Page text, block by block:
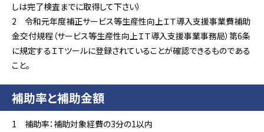
しは完了検査までに取得して下さい）
2 令和元年度補正サービス等生産性向上ＩＴ導入支援事業費補助
金交付規程（サービス等生産性向上ＩＴ導入支援事業事務局）第6条
に規定するＩＴツールに登録されていることが確認できるものである
こと。
補助率と補助金額
1 補助率：補助対象経費の3分の1以内